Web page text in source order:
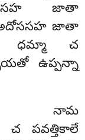
జాతా
జాతా
ధమ్మా చ
ఉప్పన్నా
నామ
చ పవత్తికాలే